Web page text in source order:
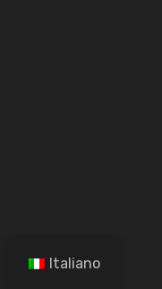
Italiano